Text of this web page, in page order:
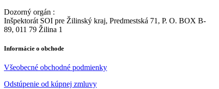
Dozorný orgán :
Inšpektorát SOI pre Žilinský kraj, Predmestská 71, P. O. BOX B-
89, 011 79 Žilina 1
Informácie o obchode
Všeobecné obchodné podmienky
Odstúpenie od kúpnej zmluvy